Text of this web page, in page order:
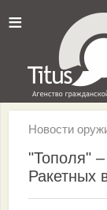
≡
Новости
"Тополя"
Ракетных